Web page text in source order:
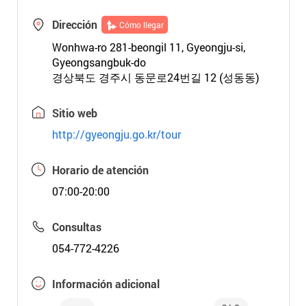
Dirección Cómo llegar
Wonhwa-ro 281-beongil 11, Gyeongju-si,
Gyeongsangbuk-do
경상북도 경주시 동문로24번길 12 (성동동)
Sitio web
http://gyeongju.go.kr/tour
Horario de atención
07:00-20:00
Consultas
054-772-4226
Información adicional